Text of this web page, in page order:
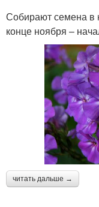
Собирают семена в
конце ноября –
читать дальше →